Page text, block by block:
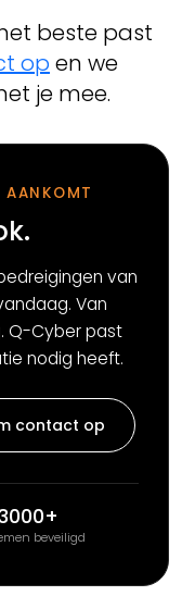
beste past
op en we
je mee.
AANKOMT
van
Van
Q-Cyber past
nodig heeft.
contact op
beveiligd